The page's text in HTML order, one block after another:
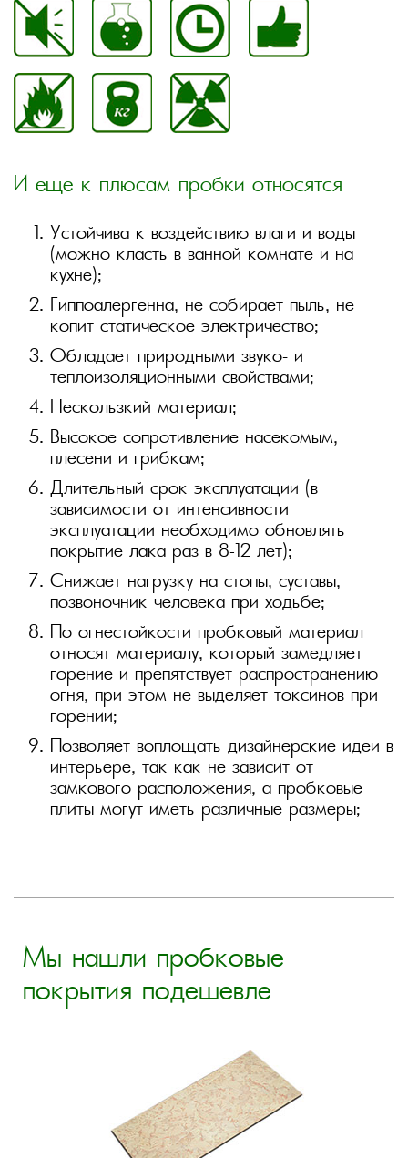
И еще к плюсам пробки относятся
Устойчива к воздействию влаги и воды
(можно класть в ванной комнате и на
кухне);
Гиппоалергенна, не собирает пыль, не
копит статическое электричество;
Обладает природными звуко- и
теплоизоляционными свойствами;
Нескользкий материал;
Высокое сопротивление насекомым,
плесени и грибкам;
Длительный срок эксплуатации (в
зависимости от интенсивности
эксплуатации необходимо обновлять
покрытие лака раз в 8–12 лет);
Снижает нагрузку на стопы, суставы,
позвоночник человека при ходьбе;
По огнестойкости пробковый материал
относят материалу, который замедляет
горение и препятствует распространению
огня, при этом не выделяет токсинов при
горении;
Позволяет воплощать дизайнерские идеи в
интерьере, так как не зависит от
замкового расположения, а пробковые
плиты могут иметь различные размеры;
Мы нашли пробковые
покрытия подешевле